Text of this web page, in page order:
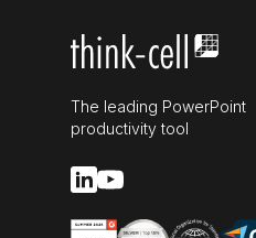
The leading PowerPoint
productivity tool